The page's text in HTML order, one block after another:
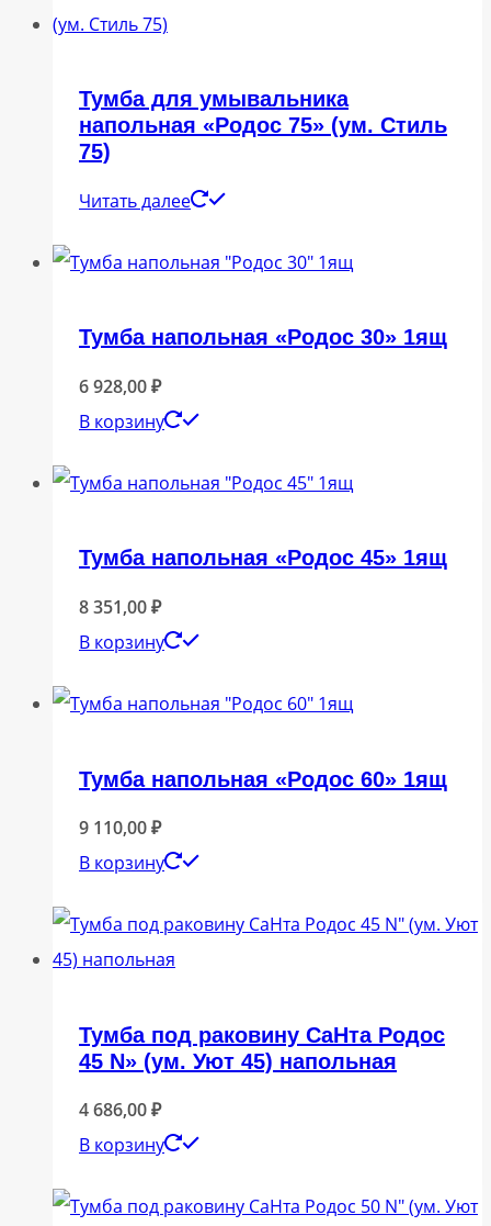
Тумба для умывальника
напольная «Родос 75» (ум. Стиль
75)
Читать далее
Тумба напольная «Родос 30» 1ящ
6 928,00₽
В корзину
Тумба напольная «Родос 45» 1ящ
8 351,00₽
В корзину
Тумба напольная «Родос 60» 1ящ
9 110,00₽
В корзину
Тумба под раковину СаНта Родос
45 N» (ум. Уют 45) напольная
4 686,00₽
В корзину